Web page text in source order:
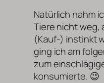
Natürlich nahm
Tiere nicht weg,
(Kauf-) instinkt
ging ich am
zum
konsumierte. 😉